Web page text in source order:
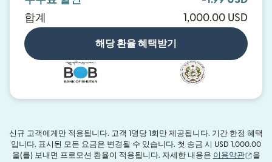
합계
1,000.00 USD
해당 환율 혜택받기
신규 고객에게만 적용됩니다. 고객 1명당 1회만 제공됩니다. 기간 한정 혜택
입니다. 표시된 모든 요금은 변경될 수 있습니다. 첫 송금 시 USD 1,000.00
을(를) 보내면 프로모션 환율이 적용됩니다. 자세한 내용은 이용약관 (새
을